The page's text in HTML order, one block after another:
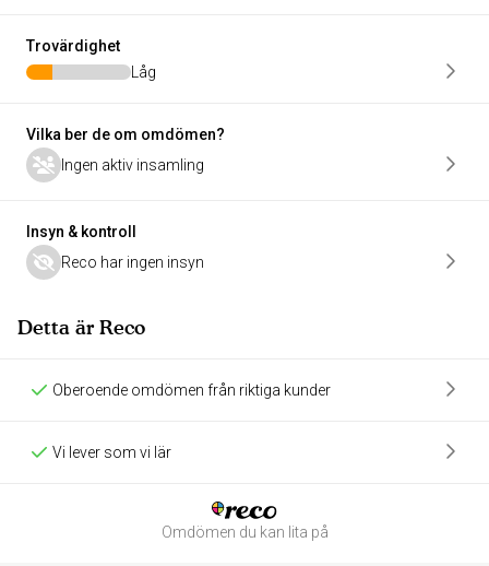
Trovärdighet
Låg
Vilka ber de om omdömen?
Ingen aktiv insamling
Insyn & kontroll
Reco har ingen insyn
Detta är Reco
Oberoende omdömen från riktiga kunder
Vi lever som vi lär
Omdömen du kan lita på